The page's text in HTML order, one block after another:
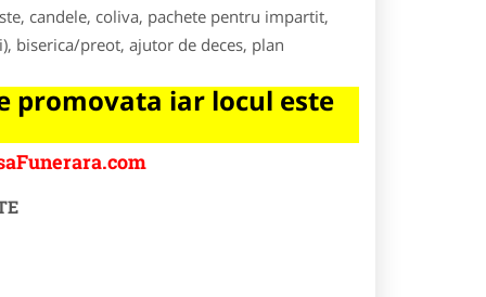
candele, coliva, pachete pentru impartit,
biserica/preot, ajutor de deces, plan
promovata iar locul este